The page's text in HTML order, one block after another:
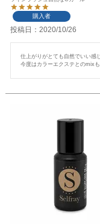
購入者
投稿日 2020/10/26
仕上がりがとても自然でいい感
今度はカラーエクステとのmix